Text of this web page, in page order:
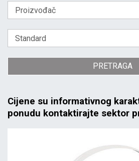
PRETRAGA
Cijene su informativnog
ponudu kontaktirajte sektor